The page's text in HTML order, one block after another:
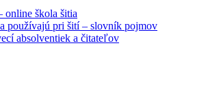
škola šitia
používajú pri šití – slovník pojmov
absolventiek a čitateľov